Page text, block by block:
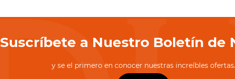
Suscríbete a Nuestro Boletín de
y se el primero en conocer nuestras increíbles ofertas.